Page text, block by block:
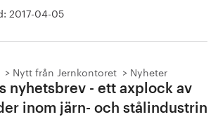
2017-04-05
Nytt från Jernkontoret Nyheter
nyhetsbrev - ett axplock av
inom järn- och stålindustrin